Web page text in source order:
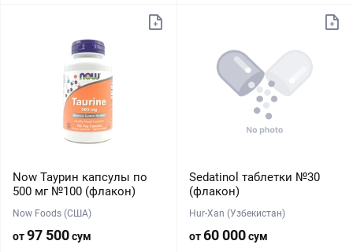
Now Таурин капсулы по
500 мг №100 (флакон)
Now Foods (США)
от97 500сум
Sedatinol таблетки №30
(флакон)
Hur-Xan (Узбекистан)
от60 000сум